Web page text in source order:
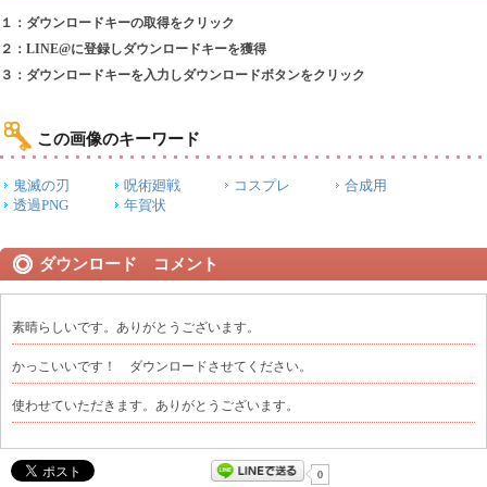
１：ダウンロードキーの取得をクリック
２：LINE@に登録しダウンロードキーを獲得
３：ダウンロードキーを入力しダウンロードボタンをクリック
この画像のキーワード
鬼滅の刃 呪術廻戦 コスプレ
合成用
透過PNG
年賀状
ダウンロード コメント
素晴らしいです。ありがとうございます。
かっこいいです！ ダウンロードさせてください。
使わせていただきます。ありがとうございます。
0